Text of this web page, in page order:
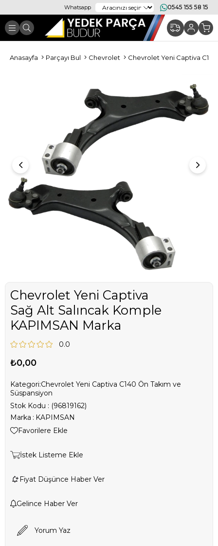
Whatsapp 0545 155 58 15
Anasayfa Parçayı Bul Chevrolet Chevrolet Yeni Captiva C140
Chevrolet Yeni Captiva
Sağ Alt Salıncak Komple
KAPIMSAN Marka
0.0
₺0,00
Kategori:Chevrolet Yeni Captiva C140 Ön Takım ve
Süspansiyon
Stok Kodu
(96819162)
Marka : KAPIMSAN
Favorilere Ekle
İstek Listeme Ekle
Fiyat Düşünce Haber Ver
Gelince Haber Ver
Yorum Yaz